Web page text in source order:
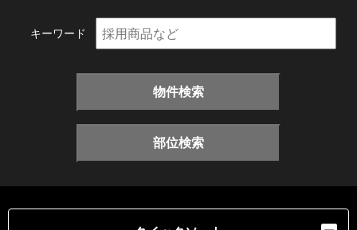
キーワード
物件検索
部位検索